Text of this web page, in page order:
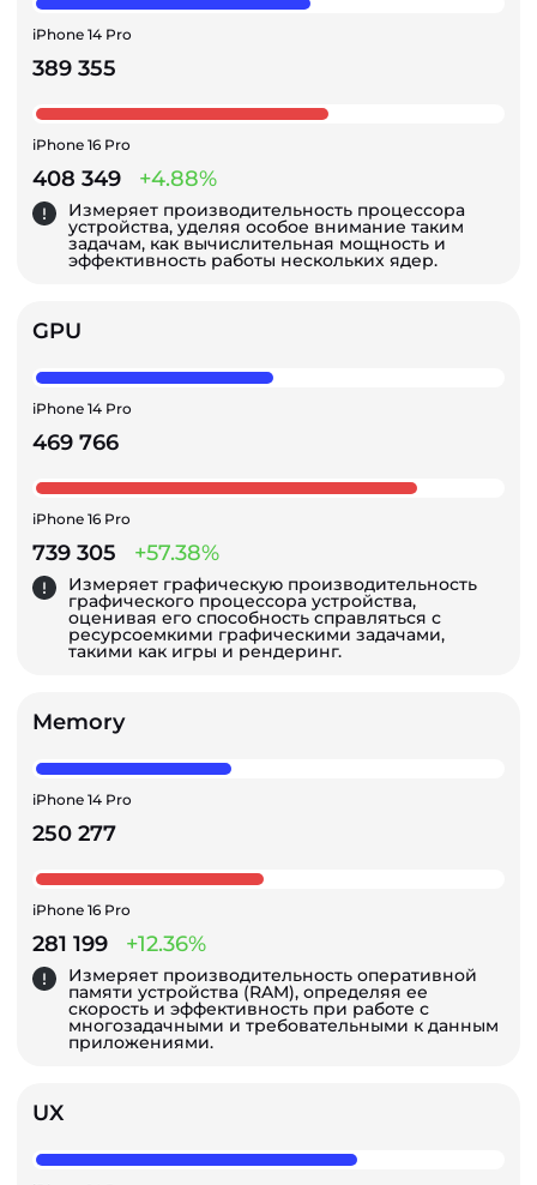
iPhone 14 Pro
389 355
iPhone 16 Pro
408 349 +4.88%
Измеряет производительность процессора
устройства, уделяя особое внимание таким
задачам, как вычислительная мощность и
эффективность работы нескольких ядер.
GPU
iPhone 14 Pro
469 766
iPhone 16 Pro
739 305 +57.38%
Измеряет графическую производительность
графического процессора устройства,
оценивая его способность справляться с
ресурсоемкими графическими задачами,
такими как игры и рендеринг.
Memory
iPhone 14 Pro
250 277
iPhone 16 Pro
281 199 +12.36%
Измеряет производительность оперативной
памяти устройства (RAM), определяя ее
скорость и эффективность при работе с
многозадачными и требовательными к данным
приложениями.
UX